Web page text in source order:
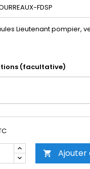
FDSP
Lieutenant pompier,
(facultative)
 Ajouter